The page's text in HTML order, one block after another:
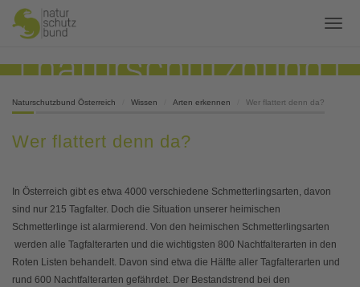
Naturschutzbund Österreich Wissen Arten erkennen Wer flattert denn da?
Wer flattert denn da?
In Österreich gibt es etwa 4000 verschiedene Schmetterlingsarten, davon
sind nur 215 Tagfalter. Doch die Situation unserer heimischen
Schmetterlinge ist alarmierend. Von den heimischen Schmetterlingsarten
werden alle Tagfalterarten und die wichtigsten 800 Nachtfalterarten in den
Roten Listen behandelt. Davon sind etwa die Hälfte aller Tagfalterarten und
rund 600 Nachtfalterarten gefährdet. Der Bestandstrend bei den